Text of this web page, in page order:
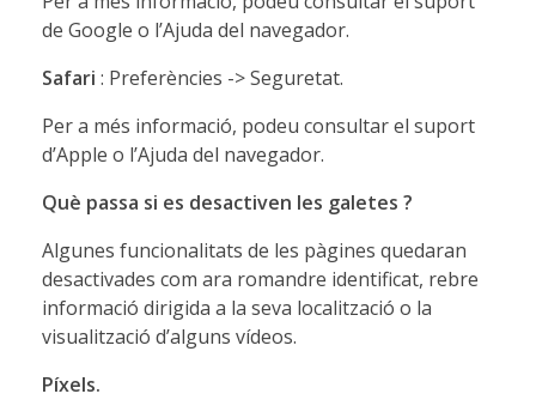
de Google o l’Ajuda del navegador.
Safari : Preferències -> Seguretat.
Per a més informació, podeu consultar el suport
d’Apple o l’Ajuda del navegador.
Què passa si es desactiven les galetes ?
Algunes funcionalitats de les pàgines quedaran
desactivades com ara romandre identificat, rebre
informació dirigida a la seva localització o la
visualització d’alguns vídeos.
Píxels.